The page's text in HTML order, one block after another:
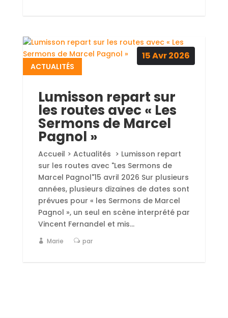
Lumisson repart sur
les routes avec « Les
Sermons de Marcel
Pagnol »
ACTUALITÉS
Accueil > Actualités > Lumisson repart
sur les routes avec "Les Sermons de
Marcel Pagnol"15 avril 2026 Sur plusieurs
années, plusieurs dizaines de dates sont
prévues pour « les Sermons de Marcel
Pagnol », un seul en scène interprété par
Vincent Fernandel et mis...
Marie par
15Avr2026